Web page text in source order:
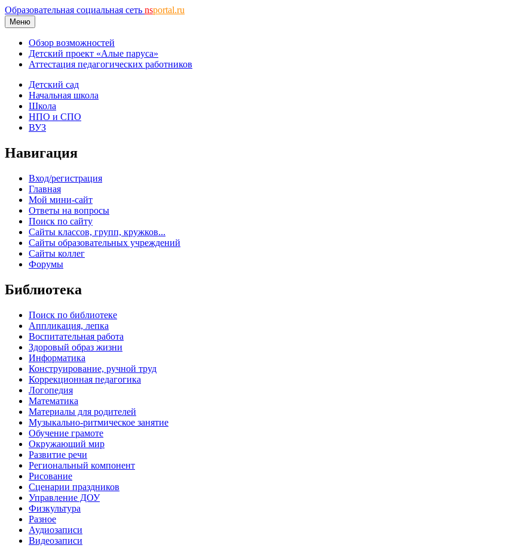
Образовательная социальная сеть nsportal.ru
Меню
Обзор возможностей
Детский проект «Алые паруса»
Аттестация педагогических работников
Детский сад
Начальная школа
Школа
НПО и СПО
ВУЗ
Навигация
Вход/регистрация
Главная
Мой мини-сайт
Ответы на вопросы
Поиск по сайту
Сайты классов, групп, кружков...
Сайты образовательных учреждений
Сайты коллег
Форумы
Библиотека
Поиск по библиотеке
Аппликация, лепка
Воспитательная работа
Здоровый образ жизни
Информатика
Конструирование, ручной труд
Коррекционная педагогика
Логопедия
Математика
Материалы для родителей
Музыкально-ритмическое занятие
Обучение грамоте
Окружающий мир
Развитие речи
Региональный компонент
Рисование
Сценарии праздников
Управление ДОУ
Физкультура
Разное
Аудиозаписи
Видеозаписи